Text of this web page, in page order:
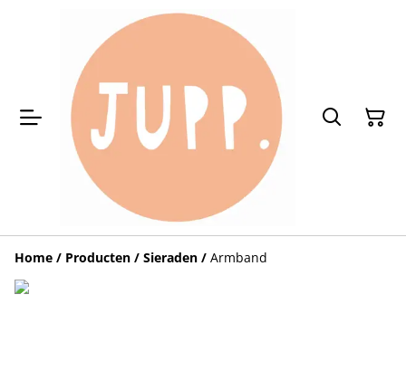
Home / Producten / Sieraden / Armband